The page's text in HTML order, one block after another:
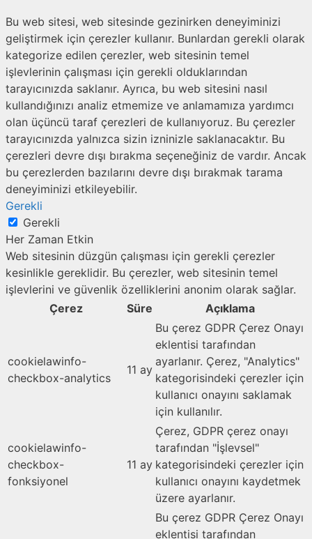
Bu web sitesi, web sitesinde gezinirken deneyiminizi
geliştirmek için çerezler kullanır. Bunlardan gerekli olarak
kategorize edilen çerezler, web sitesinin temel
işlevlerinin çalışması için gerekli olduklarından
tarayıcınızda saklanır. Ayrıca, bu web sitesini nasıl
kullandığınızı analiz etmemize ve anlamamıza yardımcı
olan üçüncü taraf çerezleri de kullanıyoruz. Bu çerezler
tarayıcınızda yalnızca sizin izninizle saklanacaktır. Bu
çerezleri devre dışı bırakma seçeneğiniz de vardır. Ancak
bu çerezlerden bazılarını devre dışı bırakmak tarama
deneyiminizi etkileyebilir.
Gerekli
Gerekli
Her Zaman Etkin
Web sitesinin düzgün çalışması için gerekli çerezler
kesinlikle gereklidir. Bu çerezler, web sitesinin temel
işlevlerini ve güvenlik özelliklerini anonim olarak sağlar.
Çerez
Süre Açıklama
cookielawinfo-
checkbox-analytics
11 ay
Bu çerez GDPR Çerez Onayı
eklentisi tarafından
ayarlanır. Çerez, "Analytics"
kategorisindeki çerezler için
kullanıcı onayını saklamak
için kullanılır.
cookielawinfo-
checkbox-
fonksiyonel
11 ay
Çerez, GDPR çerez onayı
tarafından "İşlevsel"
kategorisindeki çerezler için
kullanıcı onayını kaydetmek
üzere ayarlanır.
Bu çerez GDPR Çerez Onayı
eklentisi tarafından